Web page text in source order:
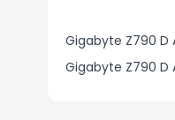
Gigabyte Z790 D
Gigabyte Z790 D